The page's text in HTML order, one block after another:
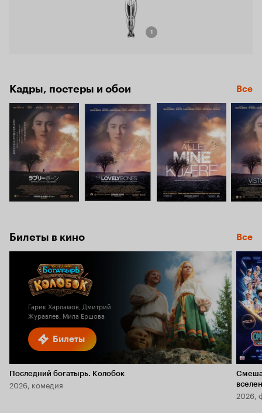
1
Кадры, постеры и обои Все
Билеты в кино Все
Билеты
Гарик Харламов, Дмитрий
Журавлев, Мила Ершова
Последний богатырь. Колобок
2026, комедия
2026,